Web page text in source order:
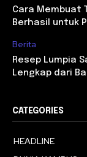
Cara Membuat
Berhasil untuk
Berita
Resep Lumpia
Lengkap dari
CATEGORIES
HEADLINE